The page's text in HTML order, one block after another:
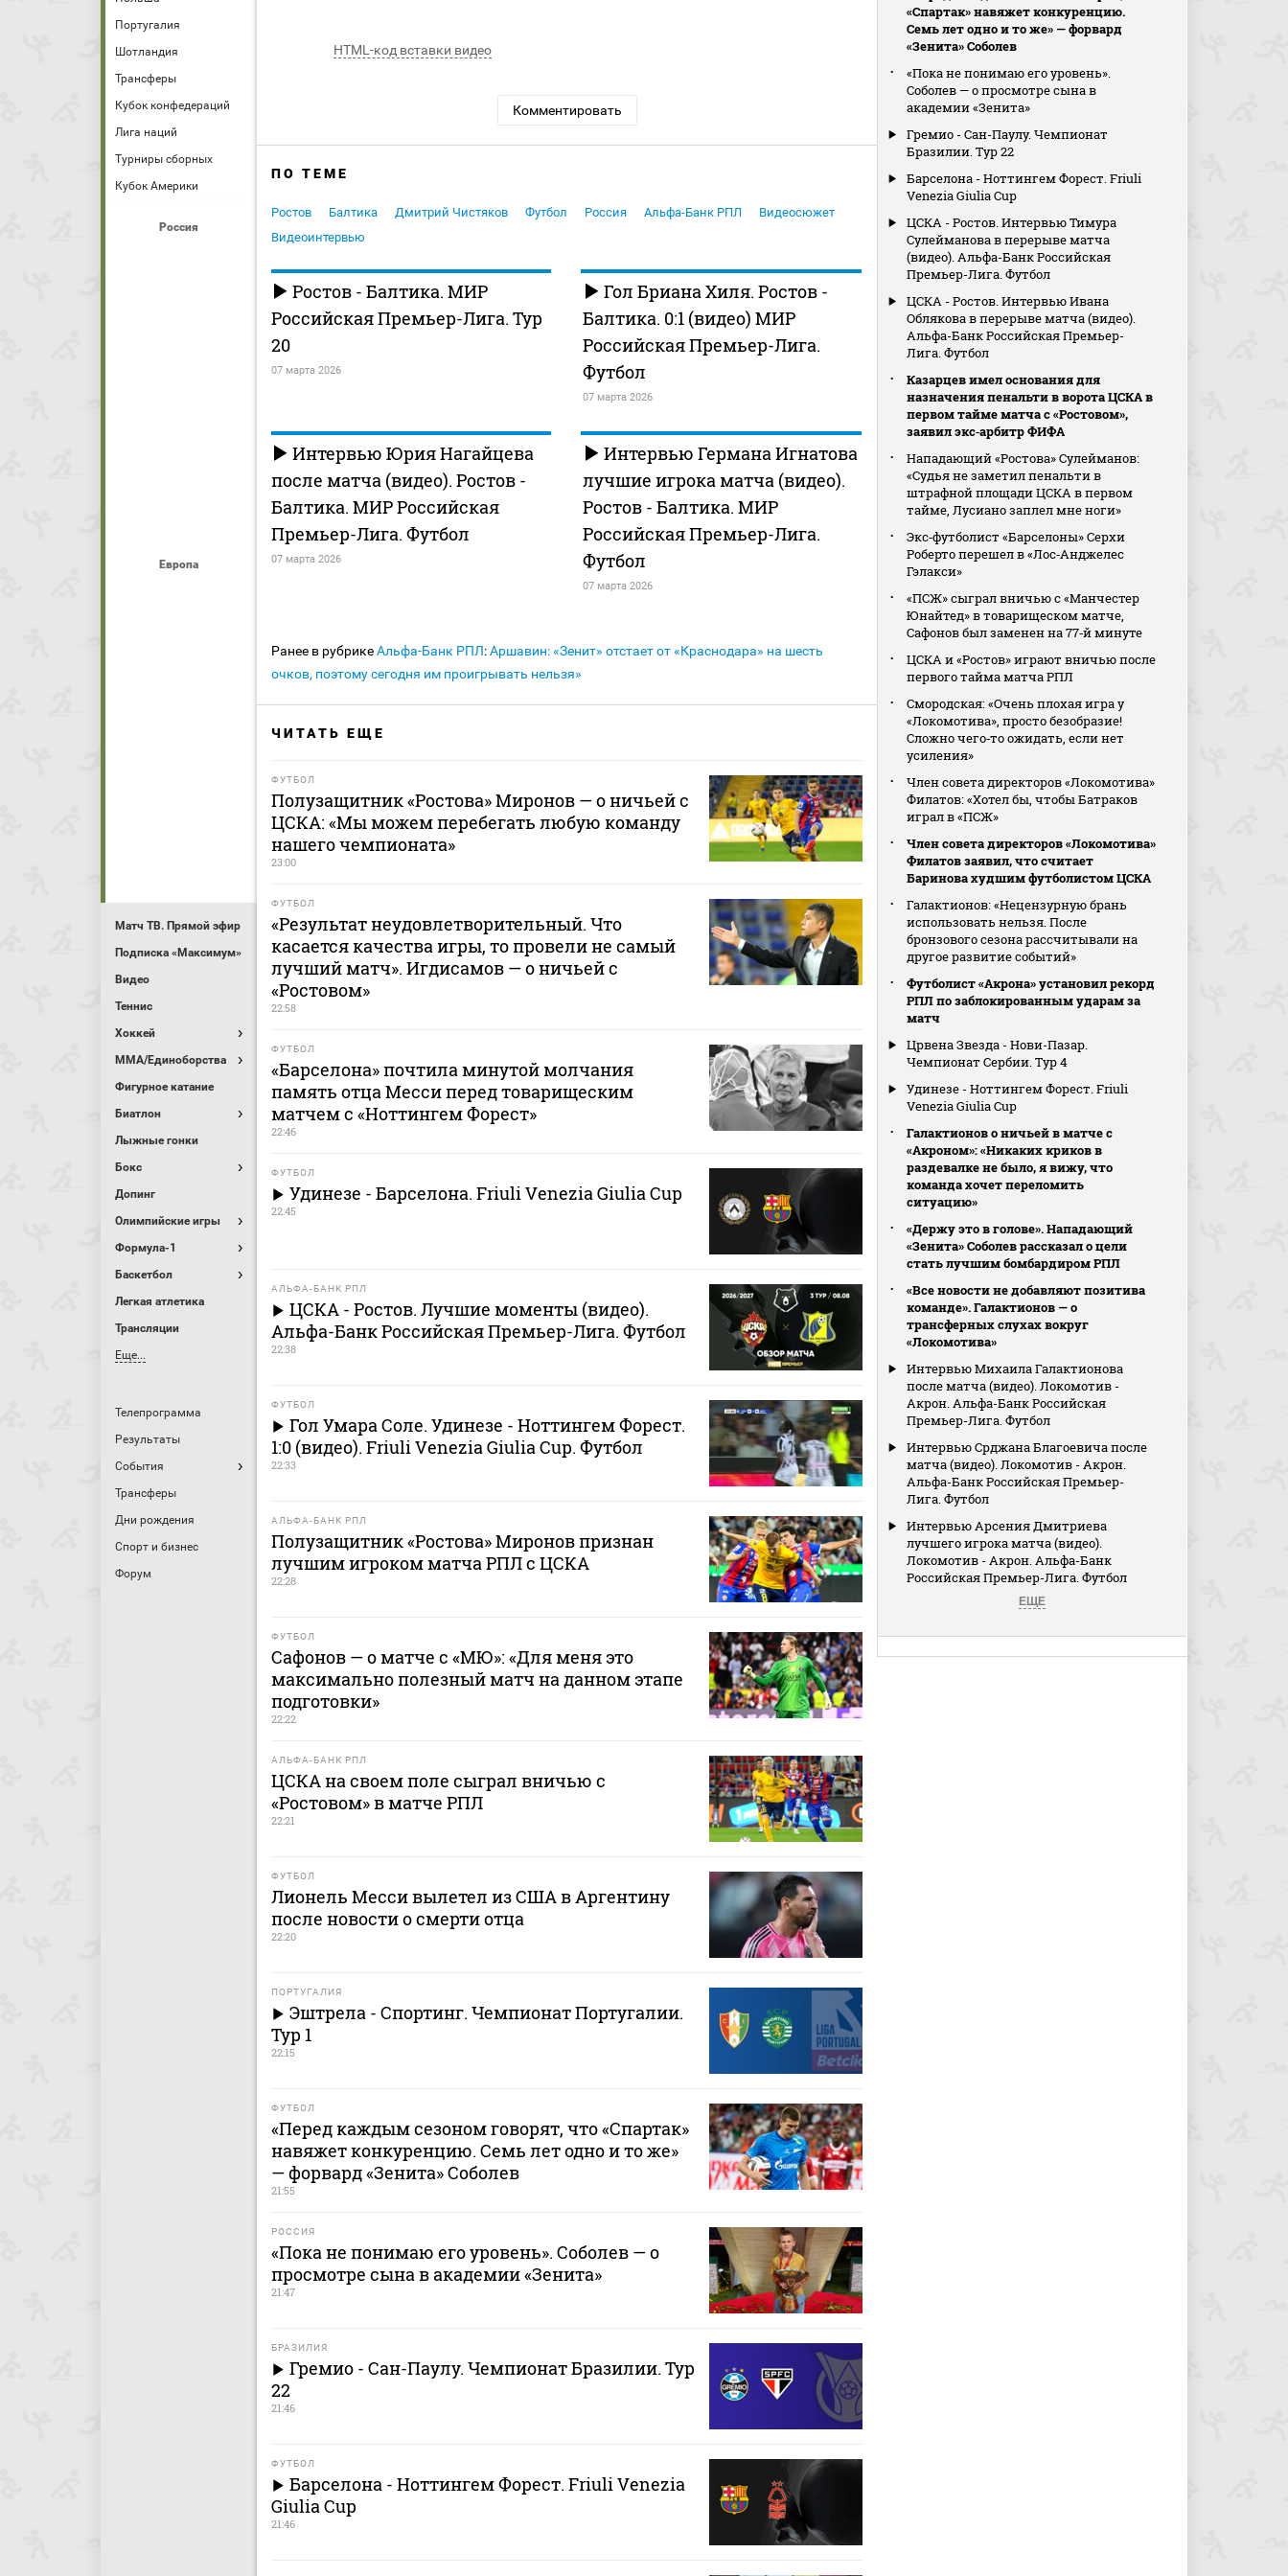
Португалия
Шотландия
Трансферы
Кубок конфедераций
Лига наций
Турниры сборных
Кубок Америки
Россия
Европа
Матч ТВ. Прямой эфир
Подписка «Максимум»
Видео
Теннис
Хоккей
MMA/Единоборства
Фигурное катание
Биатлон
Лыжные гонки
Бокс
Допинг
Олимпийские игры
Формула-1
Баскетбол
Легкая атлетика
Трансляции
Еще...
Телепрограмма
Результаты
События
Трансферы
Дни рождения
Спорт и бизнес
Форум
HTML-код вставки видео
Комментировать
ПО ТЕМЕ
Ростов Балтика Дмитрий Чистяков Футбол Россия Альфа-Банк РПЛ
Видеосюжет
Видеоинтервью
Ростов - Балтика. МИР
Российская Премьер-Лига. Тур
20
07 марта 2026
Гол Бриана Хиля. Ростов -
Балтика. 0:1 (видео) МИР
Российская Премьер-Лига.
Футбол
07 марта 2026
Интервью Юрия Нагайцева
после матча (видео). Ростов -
Балтика. МИР Российская
Премьер-Лига. Футбол
07 марта 2026
Интервью Германа Игнатова
лучшие игрока матча (видео).
Ростов - Балтика. МИР
Российская Премьер-Лига.
Футбол
07 марта 2026
Ранее в рубрикеАльфа-Банк РПЛ:Аршавин: «Зенит» отстает от «Краснодара» на шесть
очков, поэтому сегодня им проигрывать нельзя»
ЧИТАТЬ ЕЩЕ
ФУТБОЛ
Полузащитник «Ростова» Миронов — о ничьей с
ЦСКА: «Мы можем перебегать любую команду
нашего чемпионата»
23:00
ФУТБОЛ
«Результат неудовлетворительный. Что
касается качества игры, то провели не самый
лучший матч». Игдисамов — о ничьей с
«Ростовом»
22:58
ФУТБОЛ
«Барселона» почтила минутой молчания
память отца Месси перед товарищеским
матчем с «Ноттингем Форест»
22:46
ФУТБОЛ
Удинезе - Барселона. Friuli Venezia Giulia Cup
22:45
АЛЬФА-БАНК РПЛ
ЦСКА - Ростов. Лучшие моменты (видео).
Альфа-Банк Российская Премьер-Лига. Футбол
22:38
ФУТБОЛ
Гол Умара Соле. Удинезе - Ноттингем Форест.
1:0 (видео). Friuli Venezia Giulia Cup. Футбол
22:33
АЛЬФА-БАНК РПЛ
Полузащитник «Ростова» Миронов признан
лучшим игроком матча РПЛ с ЦСКА
22:28
ФУТБОЛ
Сафонов — о матче с «МЮ»: «Для меня это
максимально полезный матч на данном этапе
подготовки»
22:22
АЛЬФА-БАНК РПЛ
ЦСКА на своем поле сыграл вничью с
«Ростовом» в матче РПЛ
22:21
ФУТБОЛ
Лионель Месси вылетел из США в Аргентину
после новости о смерти отца
22:20
ПОРТУГАЛИЯ
Эштрела - Спортинг. Чемпионат Португалии.
Тур 1
22:15
ФУТБОЛ
«Перед каждым сезоном говорят, что «Спартак»
навяжет конкуренцию. Семь лет одно и то же»
— форвард «Зенита» Соболев
21:55
РОССИЯ
«Пока не понимаю его уровень». Соболев — о
просмотре сына в академии «Зенита»
21:47
БРАЗИЛИЯ
Гремио - Сан-Паулу. Чемпионат Бразилии. Тур
22
21:46
ФУТБОЛ
Барселона - Ноттингем Форест. Friuli Venezia
Giulia Cup
21:46
«Спартак» навяжет конкуренцию.
Семь лет одно и то же» — форвард
«Зенита» Соболев
«Пока не понимаю его уровень».
Соболев — о просмотре сына в
академии «Зенита»
Гремио - Сан-Паулу. Чемпионат
Бразилии. Тур 22
Барселона - Ноттингем Форест. Friuli
Venezia Giulia Cup
ЦСКА - Ростов. Интервью Тимура
Сулейманова в перерыве матча
(видео). Альфа-Банк Российская
Премьер-Лига. Футбол
ЦСКА - Ростов. Интервью Ивана
Облякова в перерыве матча (видео).
Альфа-Банк Российская Премьер-
Лига. Футбол
Казарцев имел основания для
назначения пенальти в ворота ЦСКА в
первом тайме матча с «Ростовом»,
заявил экс‑арбитр ФИФА
Нападающий «Ростова» Сулейманов:
«Судья не заметил пенальти в
штрафной площади ЦСКА в первом
тайме, Лусиано заплел мне ноги»
Экс‑футболист «Барселоны» Серхи
Роберто перешел в «Лос‑Анджелес
Гэлакси»
«ПСЖ» сыграл вничью с «Манчестер
Юнайтед» в товарищеском матче,
Сафонов был заменен на 77‑й минуте
ЦСКА и «Ростов» играют вничью после
первого тайма матча РПЛ
Смородская: «Очень плохая игра у
«Локомотива», просто безобразие!
Сложно чего‑то ожидать, если нет
усиления»
Член совета директоров «Локомотива»
Филатов: «Хотел бы, чтобы Батраков
играл в «ПСЖ»
Член совета директоров «Локомотива»
Филатов заявил, что считает
Баринова худшим футболистом ЦСКА
Галактионов: «Нецензурную брань
использовать нельзя. После
бронзового сезона рассчитывали на
другое развитие событий»
Футболист «Акрона» установил рекорд
РПЛ по заблокированным ударам за
матч
Црвена Звезда - Нови-Пазар.
Чемпионат Сербии. Тур 4
Удинезе - Ноттингем Форест. Friuli
Venezia Giulia Cup
Галактионов о ничьей в матче с
«Акроном»: «Никаких криков в
раздевалке не было, я вижу, что
команда хочет переломить
ситуацию»
«Держу это в голове». Нападающий
«Зенита» Соболев рассказал о цели
стать лучшим бомбардиром РПЛ
«Все новости не добавляют позитива
команде». Галактионов — о
трансферных слухах вокруг
«Локомотива»
Интервью Михаила Галактионова
после матча (видео). Локомотив -
Акрон. Альфа-Банк Российская
Премьер-Лига. Футбол
Интервью Срджана Благоевича после
матча (видео). Локомотив - Акрон.
Альфа-Банк Российская Премьер-
Лига. Футбол
Интервью Арсения Дмитриева
лучшего игрока матча (видео).
Локомотив - Акрон. Альфа-Банк
Российская Премьер-Лига. Футбол
ЕЩЕ